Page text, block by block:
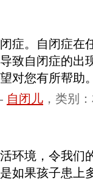
症。自闭症在
致自闭症的出
对您有所帮助
- 自闭儿 ，类别
环境，令我们
如果孩子患上